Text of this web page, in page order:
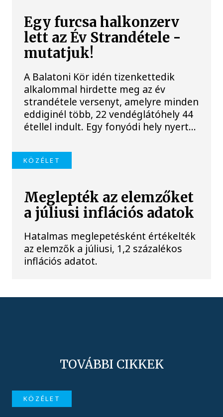
Egy furcsa halkonzerv
lett az Év Strandétele -
mutatjuk!
A Balatoni Kör idén tizenkettedik
alkalommal hirdette meg az év
strandétele versenyt, amelyre minden
eddiginél több, 22 vendéglátóhely 44
étellel indult. Egy fonyódi hely nyert...
KÖZÉLET
Meglepték az elemzőket
a júliusi inflációs adatok
Hatalmas meglepetésként értékelték
az elemzők a júliusi, 1,2 százalékos
inflációs adatot.
TOVÁBBI CIKKEK
KÖZÉLET